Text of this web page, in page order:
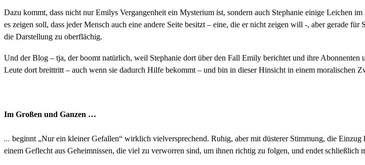
Dazu kommt, dass nicht nur Emilys Vergangenheit ein Mysterium ist, sondern auch Stephanie einige Leichen
es zeigen soll, dass jeder Mensch auch eine andere Seite besitzt – eine, die er nicht zeigen will -, aber gerade
die Darstellung zu oberflächig.
Und der Blog – tja, der boomt natürlich, weil Stephanie dort über den Fall Emily berichtet und ihre
Leute dort breittritt – auch wenn sie dadurch Hilfe bekommt – und bin in dieser Hinsicht in einem moralischen
Im Großen und Ganzen …
… beginnt „Nur ein kleiner Gefallen“ wirklich vielversprechend. Ruhig, aber mit düsterer Stimmung, die
einem Geflecht aus Geheimnissen, die viel zu verworren sind, um ihnen richtig zu folgen, und endet schließlich